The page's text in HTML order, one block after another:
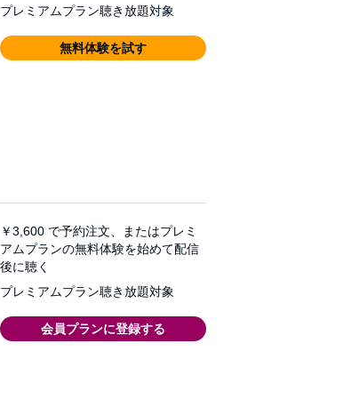
プレミアムプラン聴き放題対象
無料体験を試す
￥3,600 で予約注文、またはプレミ
アムプランの無料体験を始めて配信
後に聴く
プレミアムプラン聴き放題対象
会員プランに登録する